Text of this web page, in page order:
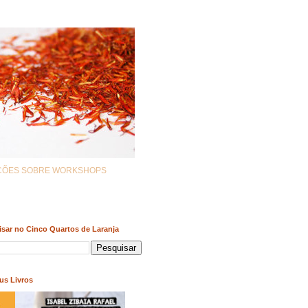
SOBRE WORKSHOPS
no Cinco Quartos de Laranja
Livros